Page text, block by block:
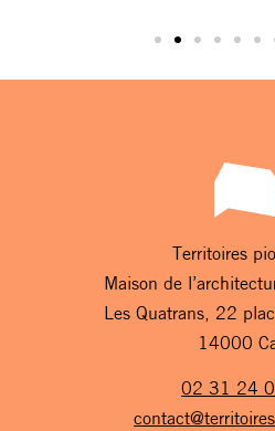
Territoires
Maison de
Les Quatrans, 22
14000
02 31 24